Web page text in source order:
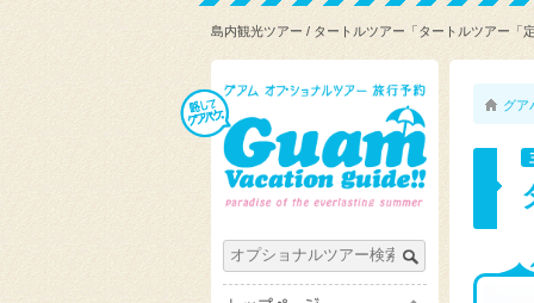
島内観光ツアー / タートルツアー「タートルツアー「
グア